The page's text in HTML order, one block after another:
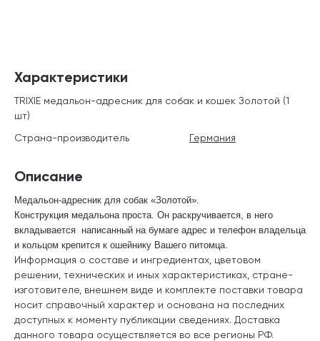
Описание
Медальон-адресник для собак «Золотой».
Конструкция медальона проста. Он раскручивается, в него
вкладывается написанный на бумаге адрес и телефон владельца
и кольцом крепится к ошейнику Вашего питомца.
Информация о составе и ингредиентах, цветовом
решении, технических и иных характеристиках, стране-
изготовителе, внешнем виде и комплекте поставки товара
носит справочный характер и основана на последних
доступных к моменту публикации сведениях. Доставка
данного товара осуществляется во все регионы РФ.
Характеристики
TRIXIE медальон-адресник для собак и кошек Золотой (1
шт)
Страна-производитель
Германия